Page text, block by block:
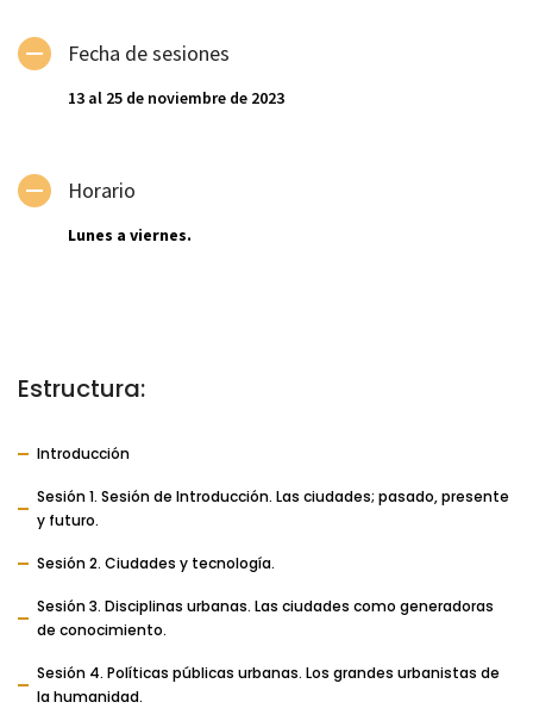
Fecha de sesiones
13 al 25 de noviembre de 2023
Horario
Lunes a viernes.
Estructura:
Introducción
Sesión 1. Sesión de Introducción. Las ciudades; pasado, presente
y futuro.
Sesión 2. Ciudades y tecnología.
Sesión 3. Disciplinas urbanas. Las ciudades como generadoras
de conocimiento.
Sesión 4. Políticas públicas urbanas. Los grandes urbanistas de
la humanidad.